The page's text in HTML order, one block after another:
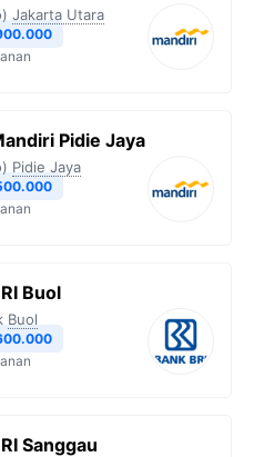
Jakarta Utara
Pidie Jaya
Pidie Jaya
Buol
Buol
Sanggau